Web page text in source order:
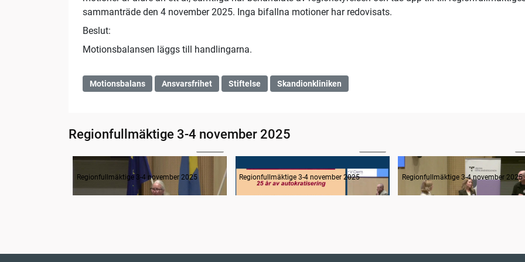
sammanträde den 4 november 2025. Inga bifallna motioner har redovisats.
Beslut:
Motionsbalansen läggs till handlingarna.
Motionsbalans Ansvarsfrihet Stiftelse Skandionkliniken
Regionfullmäktige 3-4 november 2025
Inledning av ordföranden
Regionfullmäktige 3-4 november 2025
Hur mår demokratin i världen?
Regionfullmäktige 3-4 november 2025 Regionfullmäktige 3-4 november 2025